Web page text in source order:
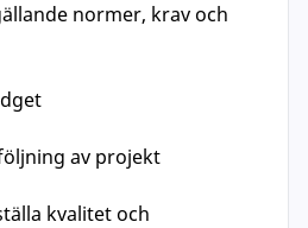
normer, krav och
av projekt
kvalitet och